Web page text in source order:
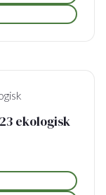
ekologisk